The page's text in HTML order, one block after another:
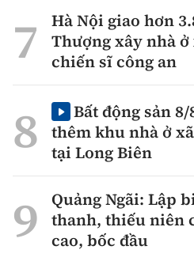
Hà Nội giao hơn
Thượng xây nhà
chiến sĩ công an
Bất động sản
thêm khu nhà ở
tại Long Biên
Quảng Ngãi: Lập
thanh, thiếu niên
cao, bốc đầu